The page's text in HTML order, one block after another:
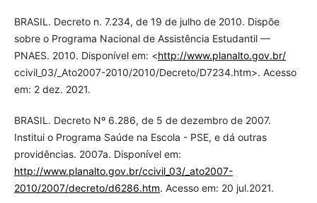
BRASIL. Decreto n. 7.234, de 19 de julho de 2010. Dispõe
sobre o Programa Nacional de Assistência Estudantil —
PNAES. 2010. Disponível em: <http://www.planalto.gov.br/
ccivil_03/_Ato2007-2010/2010/Decreto/D7234.htm>. Acesso
em: 2 dez. 2021.
BRASIL. Decreto Nº 6.286, de 5 de dezembro de 2007.
Institui o Programa Saúde na Escola - PSE, e dá outras
providências. 2007a. Disponível em:
http://www.planalto.gov.br/ccivil_03/_ato2007-
2010/2007/decreto/d6286.htm. Acesso em: 20 jul.2021.